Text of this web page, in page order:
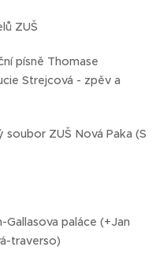
ZUŠ
písně Thomase
Strejcová - zpěv a
ZUŠ Nová Paka (S
Gallasova paláce (+Jan
traverso)